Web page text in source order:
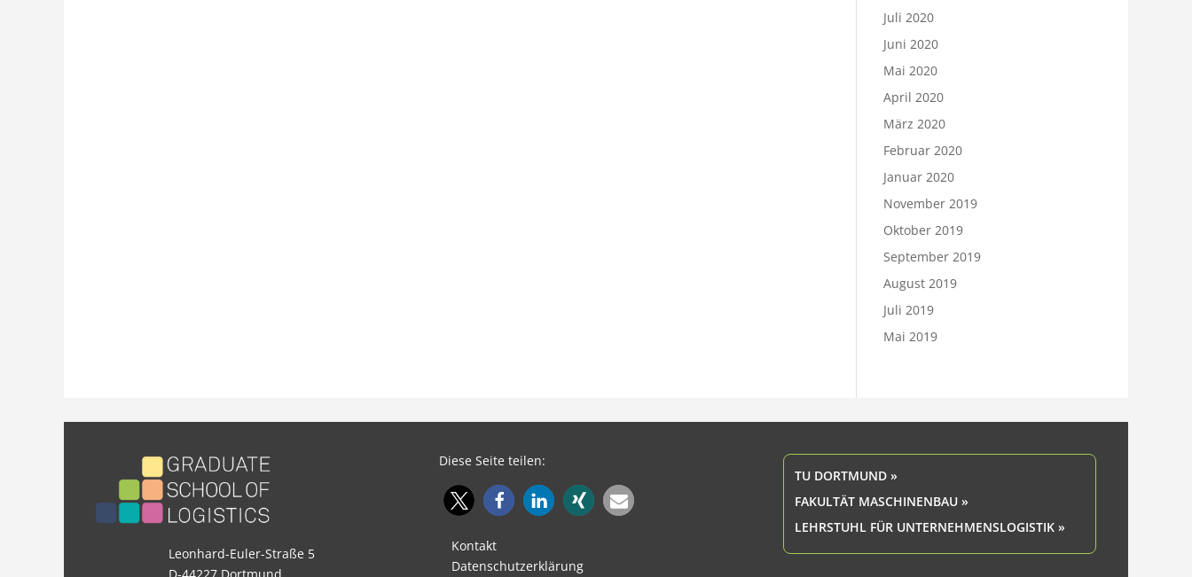
Juli 2020
Juni 2020
Mai 2020
April 2020
März 2020
Februar 2020
Januar 2020
November 2019
Oktober 2019
September 2019
August 2019
Juli 2019
Mai 2019
Leonhard-Euler-Straße 5
D-44227 Dortmund
Diese Seite teilen:
Kontakt
Datenschutzerklärung
TU DORTMUND »
FAKULTÄT MASCHINENBAU »
LEHRSTUHL FÜR UNTERNEHMENSLOGISTIK »